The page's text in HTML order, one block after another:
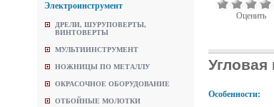
Электроинструмент
ДРЕЛИ, ШУРУПОВЕРТЫ,
ВИНТОВЕРТЫ
МУЛЬТИИНСТРУМЕНТ
НОЖНИЦЫ ПО МЕТАЛЛУ
ОКРАСОЧНОЕ ОБОРУДОВАНИЕ
ОТБОЙНЫЕ МОЛОТКИ
Оценить
Особенности: